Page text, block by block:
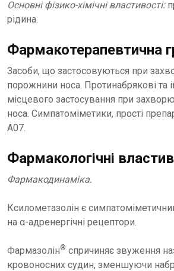
Основні фізико-хімічні властивості:
рідина.
Фармакотерапевтична
Засоби, що застосовуються при
порожнини носа. Протинабрякові та
місцевого застосування при
носа. Симпатоміметики, прості
А07.
Фармакологічні
Фармакодинаміка.
Ксилометазолін є
на α-адренергічні рецептори.
Фармазолін® спричиняє звуження
кровоносних судин, зменшуючи